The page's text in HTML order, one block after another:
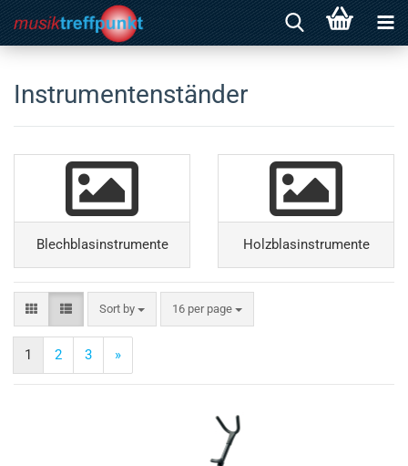
Instrumentenständer
Blechblasinstrumente Holzblasinstrumente
Sort by 16 per page
1 2 3 »